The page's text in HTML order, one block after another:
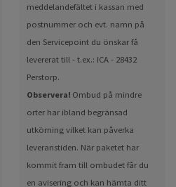
meddelandefältet i kassan med
postnummer och evt. namn på
den Servicepoint du önskar få
levererat till - t.ex.: ICA - 28432
Perstorp.
Observera! Ombud på mindre
orter har ibland begränsad
utkörning vilket kan påverka
leveranstiden. När paketet har
kommit fram till ombudet får du
en avisering och kan hämta ditt